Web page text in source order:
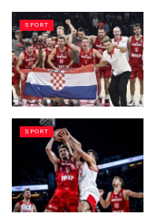
SPORT
SPORT